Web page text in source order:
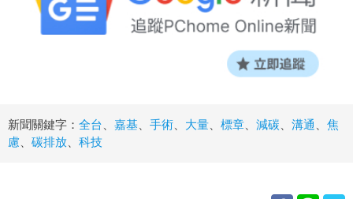
新聞關鍵字： 全台 嘉基 手術 大量 標章 減碳 溝通
焦
慮
碳排放 科技